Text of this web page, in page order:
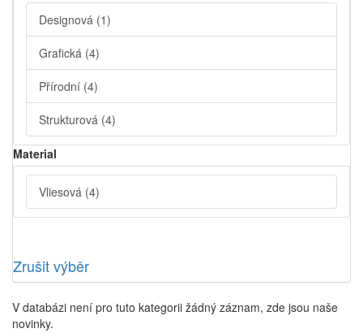
Designová (1)
Grafická (4)
Přírodní (4)
Strukturová (4)
Material
Vliesová (4)
Zrušit výběr
V databázi není pro tuto kategorii žádný záznam, zde jsou naše
novinky.